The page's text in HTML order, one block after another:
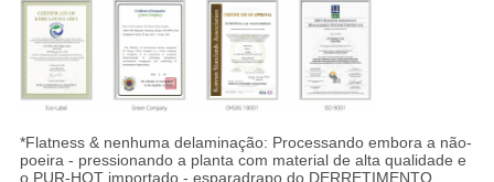
*Flatness & nenhuma delaminação: Processando embora a não-
poeira - pressionando a planta com material de alta qualidade e
o PUR-HOT importado - esparadrapo do DERRETIMENTO